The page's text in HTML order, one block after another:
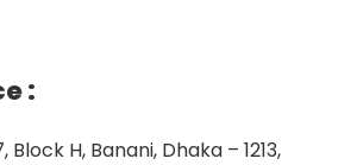
:
Block H, Banani, Dhaka – 1213,